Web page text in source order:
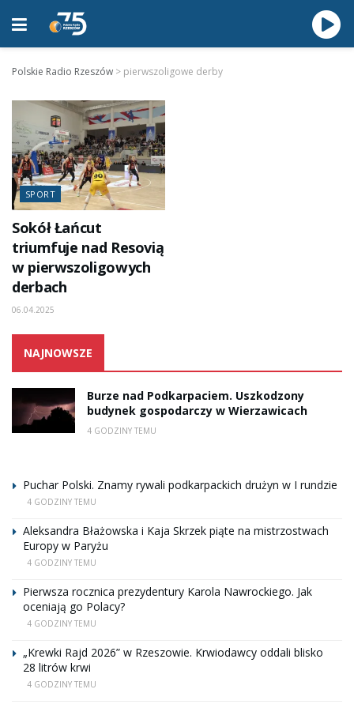
Polskie Radio Rzeszów > pierwszoligowe derby
SPORT
Sokół Łańcut
triumfuje nad Resovią
w pierwszoligowych
derbach
06.04.2025
NAJNOWSZE
Burze nad Podkarpaciem. Uszkodzony
budynek gospodarczy w Wierzawicach
4 GODZINY TEMU
Puchar Polski. Znamy rywali podkarpackich drużyn w I rundzie
4 GODZINY TEMU
Aleksandra Błażowska i Kaja Skrzek piąte na mistrzostwach
Europy w Paryżu
4 GODZINY TEMU
Pierwsza rocznica prezydentury Karola Nawrockiego. Jak
oceniają go Polacy?
4 GODZINY TEMU
„Krewki Rajd 2026” w Rzeszowie. Krwiodawcy oddali blisko
28 litrów krwi
4 GODZINY TEMU